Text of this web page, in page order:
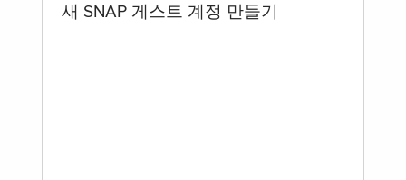
새 SNAP 게스트 계정 만들기